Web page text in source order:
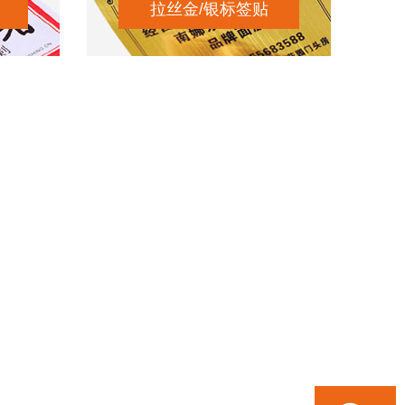
拉丝金/银标签贴